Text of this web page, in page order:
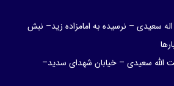
سعیدی – نرسیده به امامزاده زید– نبش
الله سعیدی – خیابان شهدای سدید–